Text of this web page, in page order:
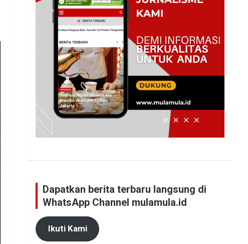
Dapatkan berita terbaru langsung di
WhatsApp Channel mulamula.id
Ikuti Kami